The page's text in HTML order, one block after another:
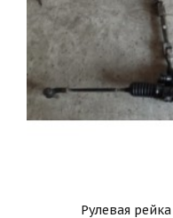
Рулевая